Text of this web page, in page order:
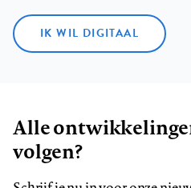
IK WIL DIGITAAL
Alle
volgen?